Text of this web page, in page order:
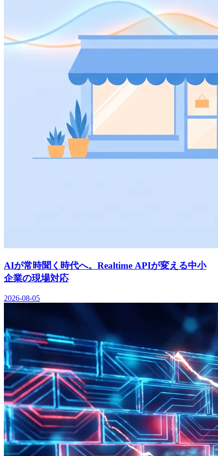
AIが常時聞く時代へ。Realtime APIが変える中小
企業の現場対応
2026-08-05